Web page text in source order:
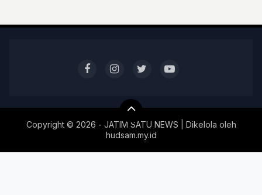
Copyright © 2026 - JATIM SATU NEWS | Dikelola oleh
hudsam.my.id